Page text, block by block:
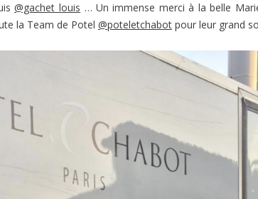
@gachet_louis … Un immense merci à la belle
la Team de Potel @poteletchabot pour leur grand